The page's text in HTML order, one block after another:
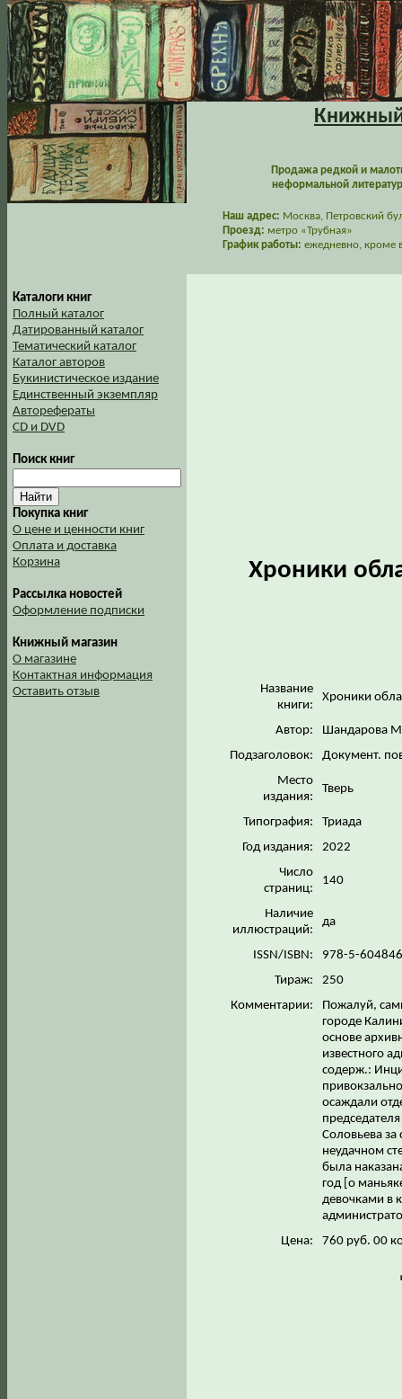
Книжный
Продажа редкой и
неформальной
Наш адрес: Москва, Петровский
Проезд: метро «Трубная»
График работы: ежедневно, кроме
Каталоги книг
Полный каталог
Датированный каталог
Тематический каталог
Каталог авторов
Букинистическое издание
Единственный экземпляр
Авторефераты
CD и DVD
Поиск книг
Покупка книг
О цене и ценности книг
Оплата и доставка
Корзина
Рассылка новостей
Оформление подписки
Книжный магазин
О магазине
Контактная информация
Оставить отзыв
Хроники
Название
книги:
Хроники
Автор:
Шандарова
Подзаголовок:
Документ.
Место
издания:
Тверь
Типография:
Триада
Год издания:
2022
Число
страниц:
140
Наличие
иллюстраций:
да
ISSN/ISBN:
978-5-
Тираж:
250
Комментарии:
Пожалуй,
городе
основе
известного
содерж.:
осаждали
Соловьева
неудачном
была
год [о
девочками в
Цена:
760 руб. 00